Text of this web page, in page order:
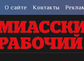
О сайте Контакты